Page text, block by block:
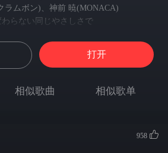
ラムボン)、神前 暁(MONACA)
わらない同じやさしさで
毎日待っていてくれる
微笑着等待着每一天
そんな存在に
如果我也能够
しもなれたらいいなと
いと願うような 愛しい場所が
打开
相似歌曲 相似歌单
958